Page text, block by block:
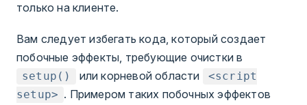
только на клиенте.
Вам следует избегать кода, который создает
побочные эффекты, требующие очистки в
setup() или корневой области
<script
setup> . Примером таких побочных эффектов